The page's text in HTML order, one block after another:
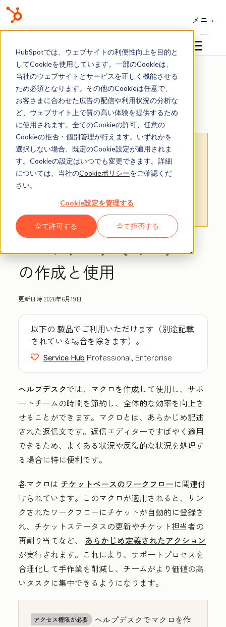
HubSpotでは、ウェブサイトの利便性向上を目的と
してCookieを使用しています。一部のCookieは、
当社のウェブサイトとサービスを正しく機能させる
ため必須となります。その他のCookieは任意で、
お客さまに合わせた広告の配信や利用状況の分析な
ど、ウェブサイト上で質の高い体験を提供するため
に使用されます。全てのCookieの許可、任意の
Cookieの拒否・個別管理が行えます。いずれかを
選択しない場合、既定のCookie設定が適用されま
す。Cookieの設定はいつでも変更できます。詳細
については、当社のCookieポリシーをご確認くだ
さい。
Cookie設定を管理する
全て許可する 全て拒否する
メニュ
ー
ナレッジベース
ヘルプデスク
お客さまへの大切なお知らせ：膨大なサポー
ト情報を少しでも早くお客さまにお届けする
ため、本コンテンツの日本語版は人間の翻訳
者を介さない自動翻訳で提供されておりま
正確な最新情報については
の英語版をご覧ください。
ヘルプデスクでのマクロ
の作成と使用
更新日時2026年6月19日
以下の 製品でご利用いただけます（別途記載
されている場合を除きます）。
Service Hub Professional, Enterprise
ヘルプデスクでは、マクロを作成して使用し、サポ
ートチームの時間を節約し、全体的な効率を向上さ
せることができます。マクロとは、あらかじめ記述
された返信文です。返信エディターですばやく適用
できるため、よくある状況や反復的な状況を処理す
る場合に特に便利です。
各マクロは チケットベースのワークフローに関連付
けられています。このマクロが適用されると、リン
クされたワークフローにチケットが自動的に登録さ
れ、チケットステータスの更新やチケット担当者の
再割り当てなど、 あらかじめ定義されたアクション
が実行されます。これにより、サポートプロセスを
合理化して手作業を削減し、チームがより価値の高
いタスクに集中できるようになります。
アクセス権限が必要
ヘルプデスクでマクロを作